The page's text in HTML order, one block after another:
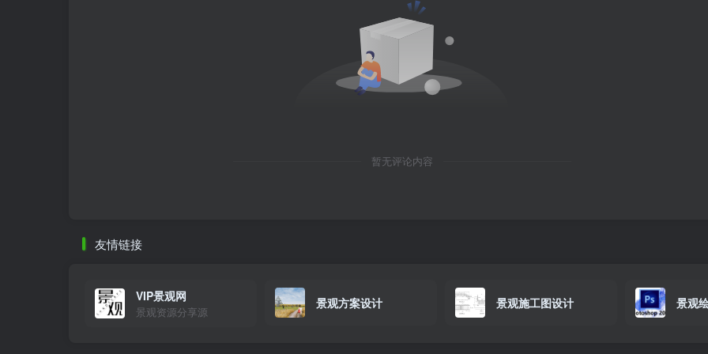
暂无评论内容
友情链接
VIP景观网
景观资源分享源
景观方案设计 景观施工图设计 景观